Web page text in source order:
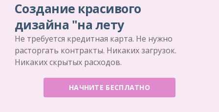
Создание красивого
дизайна "на лету
Не требуется кредитная карта. Не нужно
расторгать контракты. Никаких загрузок.
Никаких скрытых расходов.
НАЧНИТЕ БЕСПЛАТНО